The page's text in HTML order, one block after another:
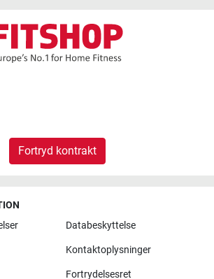
Fortryd kontrakt
Databeskyttelse
Kontaktoplysninger
Fortrydelsesret